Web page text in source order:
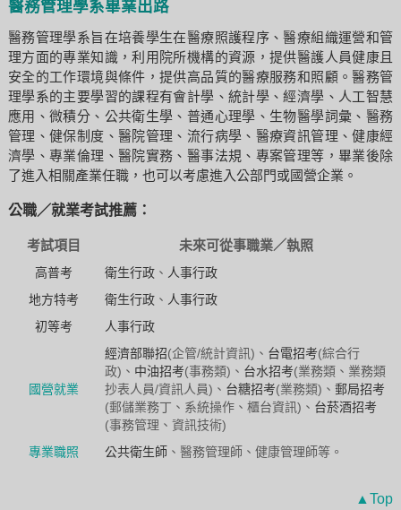
醫務管理學系畢業出路
醫務管理學系旨在培養學生在醫療照護程序、醫療組織運營和管
理方面的專業知識，利用院所機構的資源，提供醫護人員健康且
安全的工作環境與條件，提供高品質的醫療服務和照顧。醫務管
理學系的主要學習的課程有會計學、統計學、經濟學、人工智慧
應用、微積分、公共衛生學、普通心理學、生物醫學詞彙、醫務
管理、健保制度、醫院管理、流行病學、醫療資訊管理、健康經
濟學、專業倫理、醫院實務、醫事法規、專案管理等，畢業後除
了進入相關產業任職，也可以考慮進入公部門或國營企業。
公職／就業考試推薦：
考試項目 未來可從事職業／執照
高普考 衛生行政、 人事行政
地方特考
衛生行政、 人事行政
初等考
人事行政
國營就業
經濟部聯招(企管/統計資訊)、 台電招考(綜合行
政)、 中油招考(事務類)、 台水招考(業務類、業務類
抄表人員/資訊人員)、 台糖招考(業務類)、 郵局招考
(郵儲業務丁、系統操作、櫃台資訊)、 台菸酒招考
(事務管理、資訊技術)
專業職照
公共衛生師 、醫務管理師、健康管理師等。
▲Top